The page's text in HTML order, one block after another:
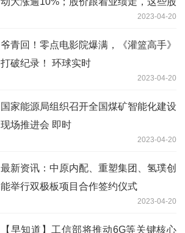
2023-04-20
爷青回！零点电影院爆满，《灌篮高手》
打破纪录！ 环球实时
2023-04-20
国家能源局组织召开全国煤矿智能化建设
现场推进会 即时
2023-04-20
最新资讯：中原内配、重塑集团、氢璞创
能举行双极板项目合作签约仪式
2023-04-20
【早知道】工信部将推动6G等关键核心